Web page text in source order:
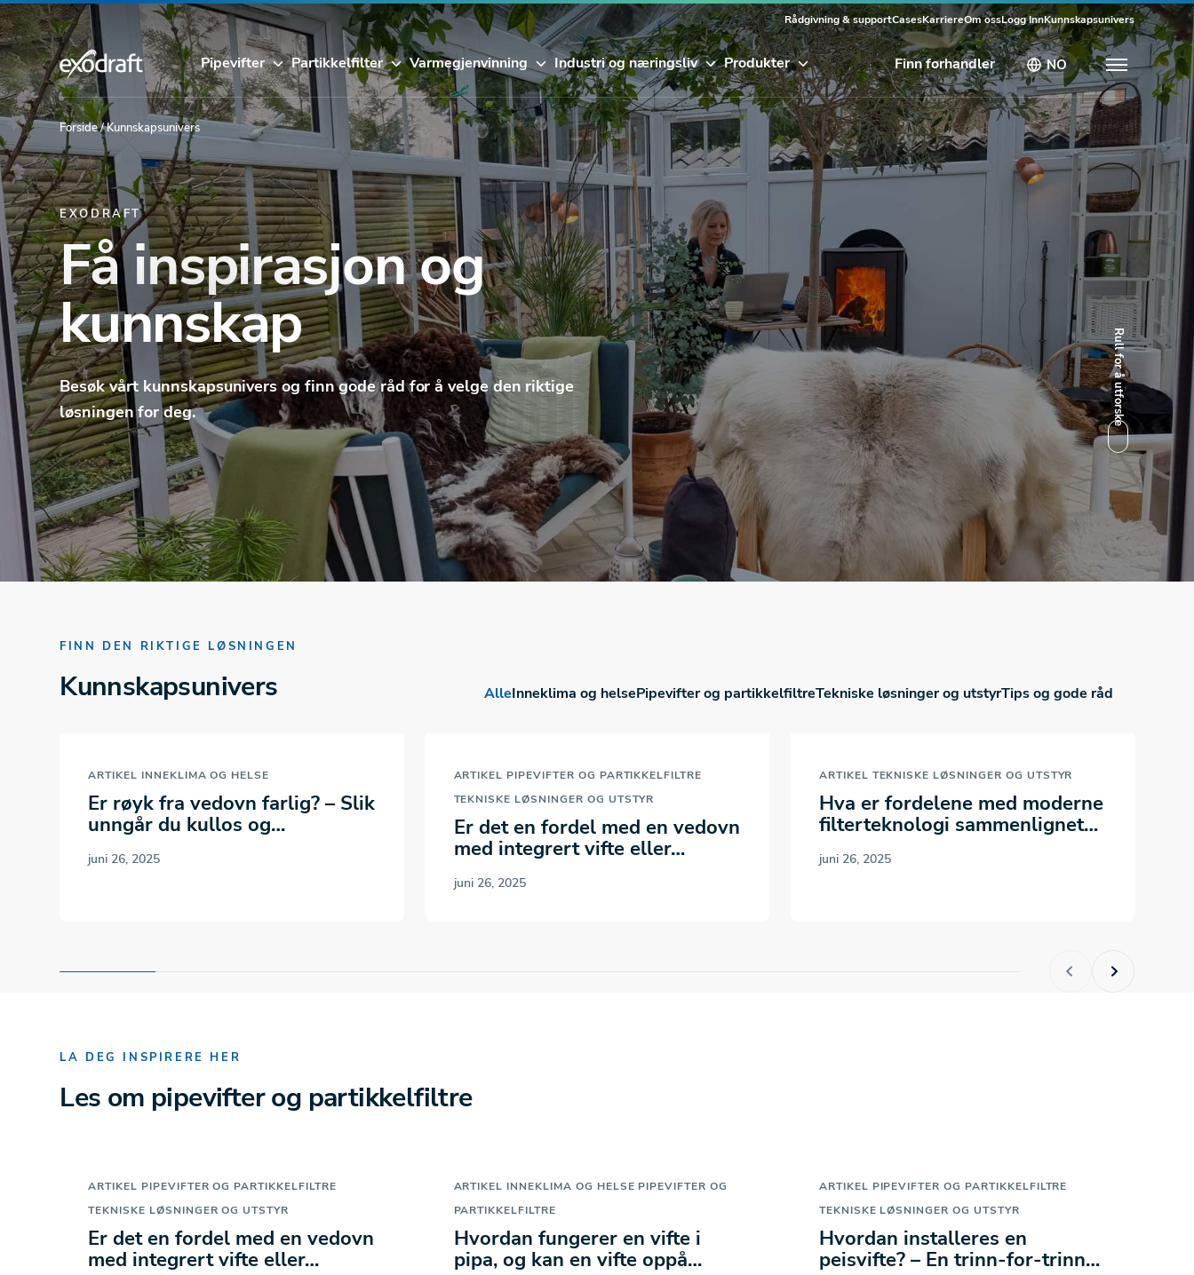
Rådgivning & supportCasesKarriereOm ossLogg InnKunnskapsunivers
Pipevifter Partikkelfilter Varmegjenvinning Industri og næringsliv Produkter Finn forhandler NO
Forside/Kunnskapsunivers
EXODRAFT
Få inspirasjon og
kunnskap
Besøk vårt kunnskapsunivers og finn gode råd for å velge den riktige
løsningen for deg.
Rull for å utforske
FINN DEN RIKTIGE LØSNINGEN
Kunnskapsunivers AlleInneklima og helsePipevifter og partikkelfiltreTekniske løsninger og utstyrTips og gode råd
ARTIKEL INNEKLIMA OG HELSE
Er røyk fra vedovn farlig? – Slik
unngår du kullos og…
juni 26, 2025
ARTIKEL PIPEVIFTER OG PARTIKKELFILTRE
TEKNISKE LØSNINGER OG UTSTYR
Er det en fordel med en vedovn
med integrert vifte eller…
juni 26, 2025
ARTIKEL TEKNISKE LØSNINGER OG UTSTYR
Hva er fordelene med moderne
filterteknologi sammenlignet
for…
juni 26, 2025
LA DEG INSPIRERE HER
Les om pipevifter og partikkelfiltre
ARTIKEL PIPEVIFTER OG PARTIKKELFILTRE
TEKNISKE LØSNINGER OG UTSTYR
Er det en fordel med en vedovn
med integrert vifte eller…
ARTIKEL INNEKLIMA OG HELSE PIPEVIFTER OG
PARTIKKELFILTRE
Hvordan fungerer en vifte i
pipa, og kan en vifte oppå…
ARTIKEL PIPEVIFTER OG PARTIKKELFILTRE
TEKNISKE LØSNINGER OG UTSTYR
Hvordan installeres en
peisvifte? – En trinn-for-trinn